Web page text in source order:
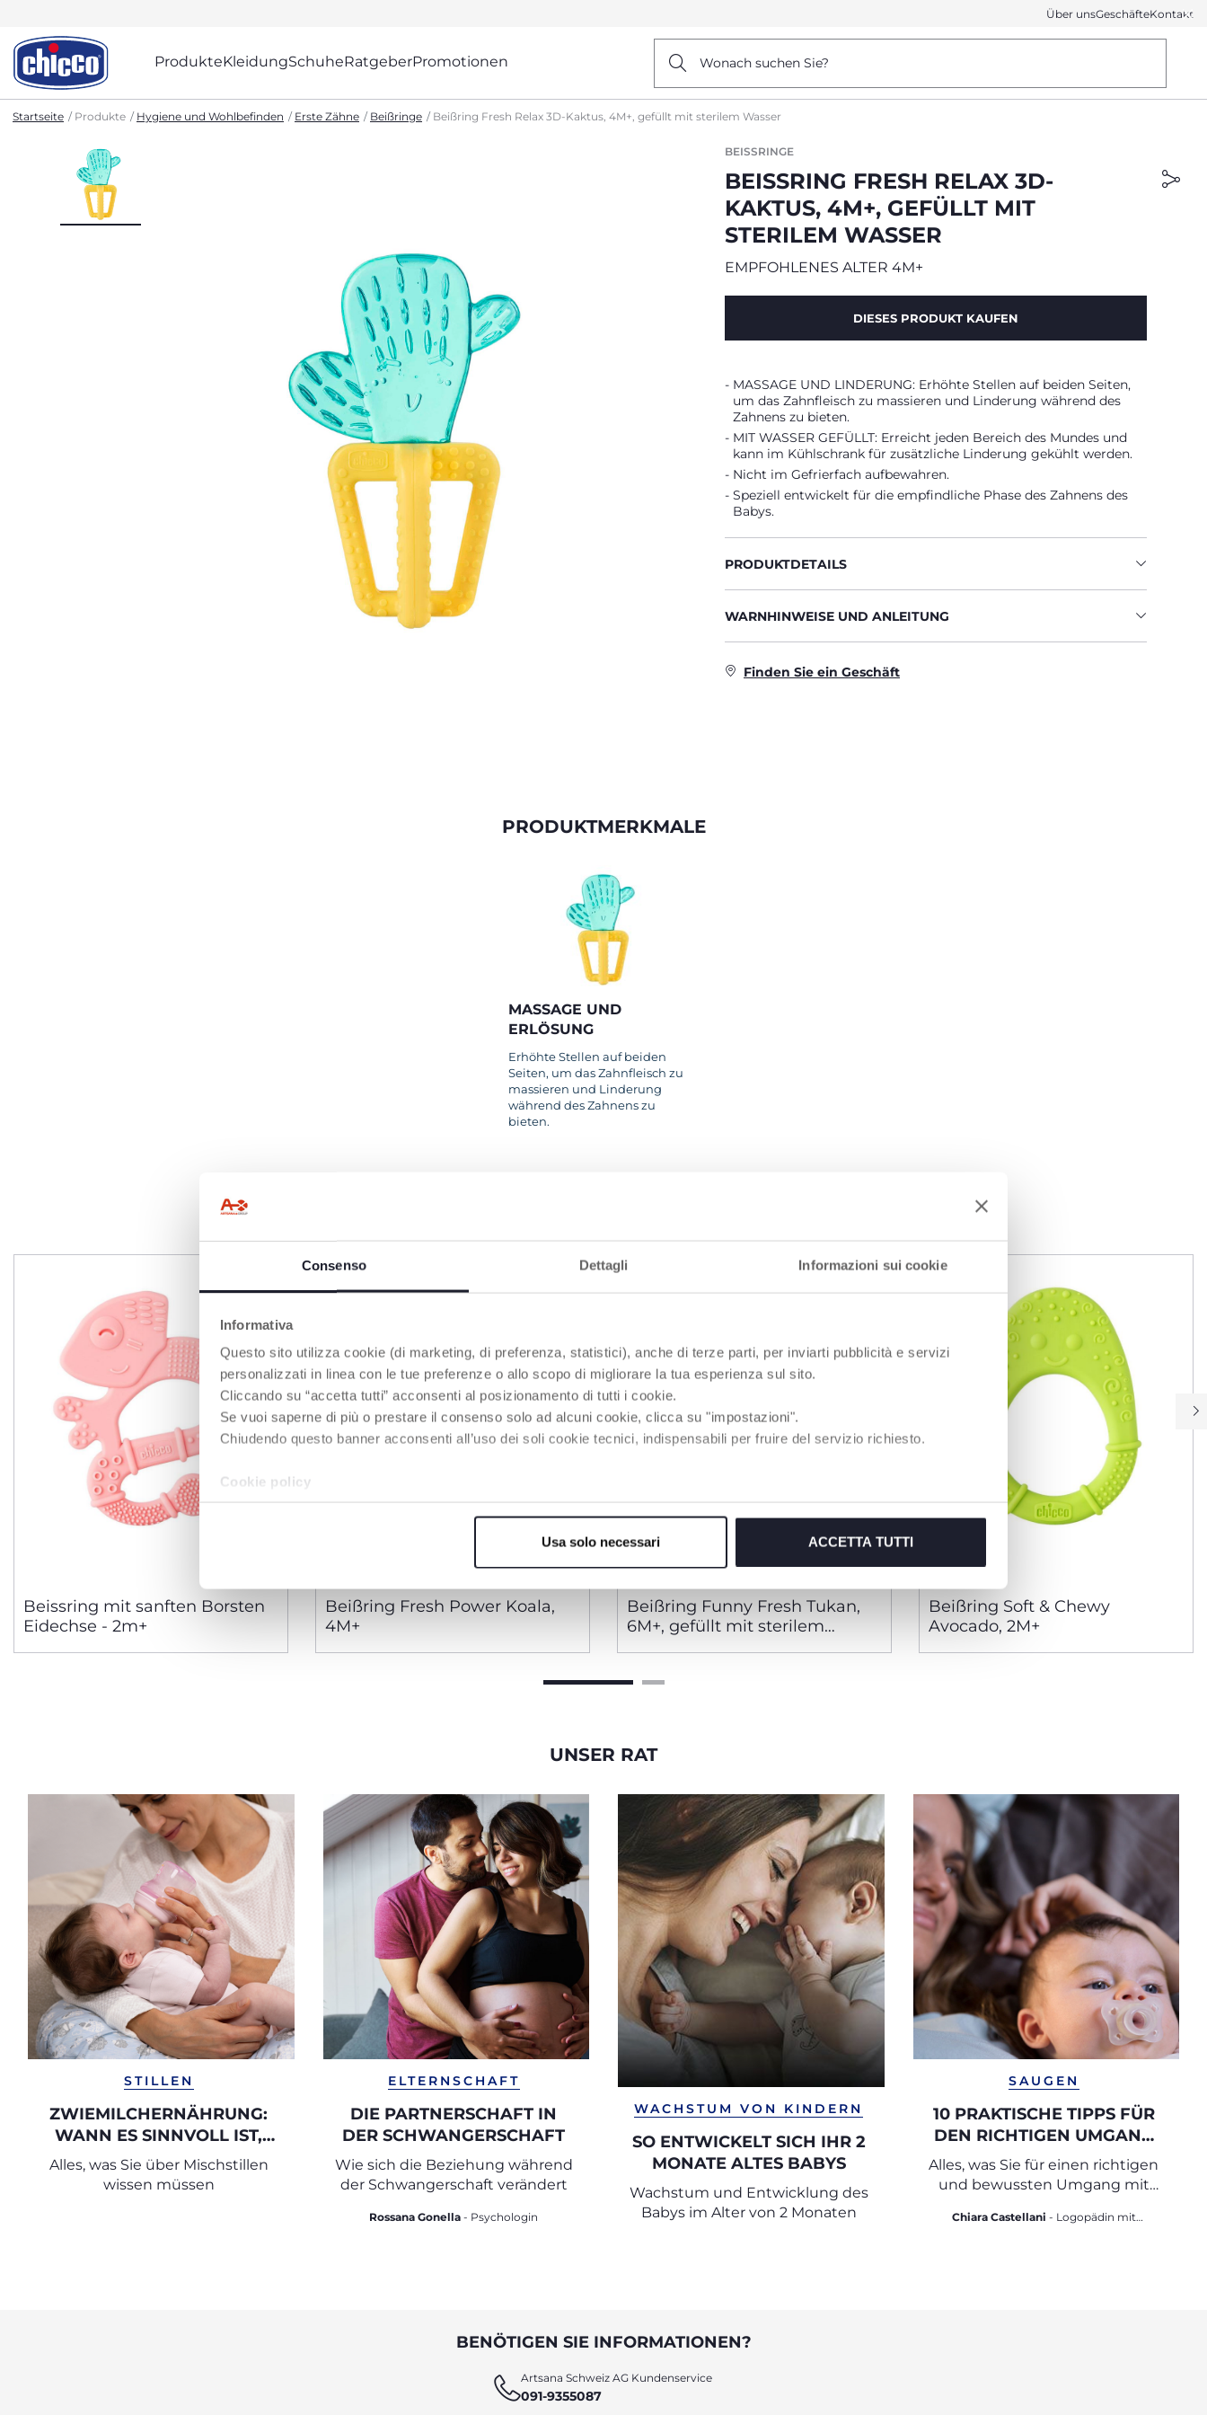
Consenso Dettagli Informazioni sui cookie
Informativa
Questo sito utilizza cookie (di marketing, di preferenza, statistici), anche di terze parti, per inviarti pubblicità e servizi
personalizzati in linea con le tue preferenze o allo scopo di migliorare la tua esperienza sul sito.
Cliccando su “accetta tutti” acconsenti al posizionamento di tutti i cookie.
Se vuoi saperne di più o prestare il consenso solo ad alcuni cookie, clicca su "impostazioni".
Chiudendo questo banner acconsenti all’uso dei soli cookie tecnici, indispensabili per fruire del servizio richiesto.
Cookie policy
Usa solo necessari ACCETTA TUTTI
Über unsGeschäfteKontakt
ProdukteKleidungSchuheRatgeberPromotionen Wonach suchen Sie?
Startseite Produkte Hygiene und Wohlbefinden Erste Zähne Beißringe Beißring Fresh Relax 3D-Kaktus, 4M+, gefüllt mit sterilem Wasser
BEISSRINGE
BEISSRING FRESH RELAX 3D-K
AKTUS, 4M+, GEFÜLLT MIT S
TERILEM WASSER
EMPFOHLENES ALTER 4M+
DIESES PRODUKT KAUFEN
MASSAGE UND LINDERUNG: Erhöhte Stellen auf beiden Seiten,
um das Zahnfleisch zu massieren und Linderung während des
Zahnens zu bieten.
MIT WASSER GEFÜLLT: Erreicht jeden Bereich des Mundes und
kann im Kühlschrank für zusätzliche Linderung gekühlt werden.
Nicht im Gefrierfach aufbewahren.
Speziell entwickelt für die empfindliche Phase des Zahnens des
Babys.
PRODUKTDETAILS
WARNHINWEISE UND ANLEITUNG
Finden Sie ein Geschäft
PRODUKTMERKMALE
MASSAGE UND
ERLÖSUNG
Erhöhte Stellen auf beiden
Seiten, um das Zahnfleisch zu
massieren und Linderung
während des Zahnens zu
bieten.
Beissring mit sanften Borsten
Eidechse - 2m+
Beißring Fresh Power Koala,
4M+
Beißring Funny Fresh Tukan,
6M+, gefüllt mit sterilem
Beißring Soft & Chewy
Avocado, 2M+
UNSER RAT
STILLEN
ZWIEMILCHERNÄHRUNG:
WANN ES SINNVOLL IST,
STILLEN UND FLASCHE ZU
KOMBINIEREN
Alles, was Sie über Mischstillen
wissen müssen
ELTERNSCHAFT
DIE PARTNERSCHAFT IN
DER SCHWANGERSCHAFT
Wie sich die Beziehung während
der Schwangerschaft verändert
Rossana Gonella - Psychologin
WACHSTUM VON KINDERN
SO ENTWICKELT SICH IHR 2
MONATE ALTES BABYS
Wachstum und Entwicklung des
Babys im Alter von 2 Monaten
SAUGEN
10 PRAKTISCHE TIPPS FÜR
DEN RICHTIGEN UMGANG
MIT DEM NUGGI
Alles, was Sie für einen richtigen
und bewussten Umgang mit
Chiara Castellani
BENÖTIGEN SIE INFORMATIONEN?
Artsana Schweiz AG Kundenservice
091-9355087